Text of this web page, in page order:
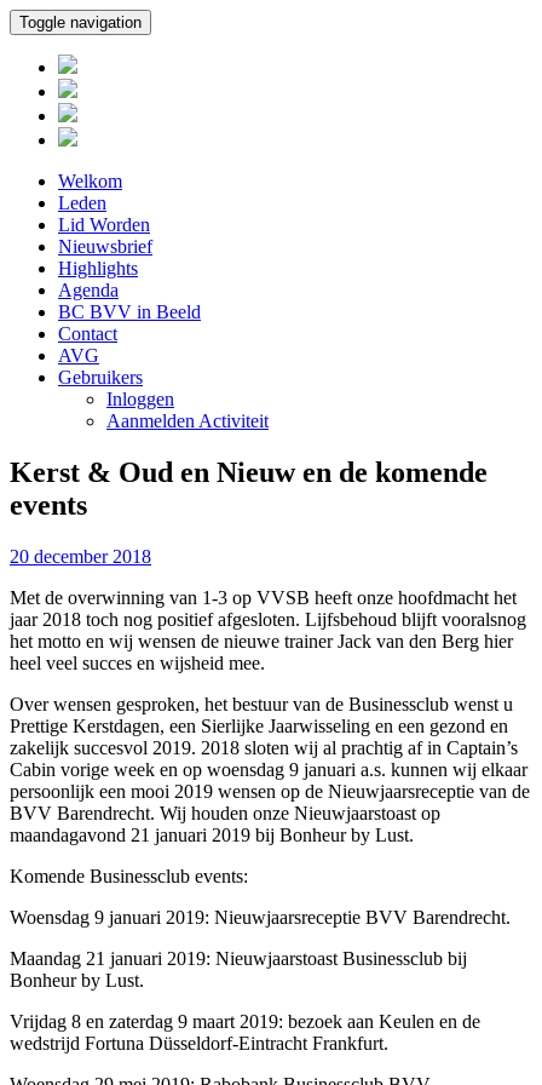
Toggle navigation
Welkom
Leden
Lid Worden
Nieuwsbrief
Highlights
Agenda
BC BVV in Beeld
Contact
AVG
Gebruikers
Inloggen
Aanmelden Activiteit
Kerst & Oud en Nieuw en de komende
events
20 december 2018
Met de overwinning van 1-3 op VVSB heeft onze hoofdmacht het
jaar 2018 toch nog positief afgesloten. Lijfsbehoud blijft vooralsnog
het motto en wij wensen de nieuwe trainer Jack van den Berg hier
heel veel succes en wijsheid mee.
Over wensen gesproken, het bestuur van de Businessclub wenst u
Prettige Kerstdagen, een Sierlijke Jaarwisseling en een gezond en
zakelijk succesvol 2019. 2018 sloten wij al prachtig af in Captain’s
Cabin vorige week en op woensdag 9 januari a.s. kunnen wij elkaar
persoonlijk een mooi 2019 wensen op de Nieuwjaarsreceptie van de
BVV Barendrecht. Wij houden onze Nieuwjaarstoast op
maandagavond 21 januari 2019 bij Bonheur by Lust.
Komende Businessclub events:
Woensdag 9 januari 2019: Nieuwjaarsreceptie BVV Barendrecht.
Maandag 21 januari 2019: Nieuwjaarstoast Businessclub bij
Bonheur by Lust.
Vrijdag 8 en zaterdag 9 maart 2019: bezoek aan Keulen en de
wedstrijd Fortuna Düsseldorf-Eintracht Frankfurt.